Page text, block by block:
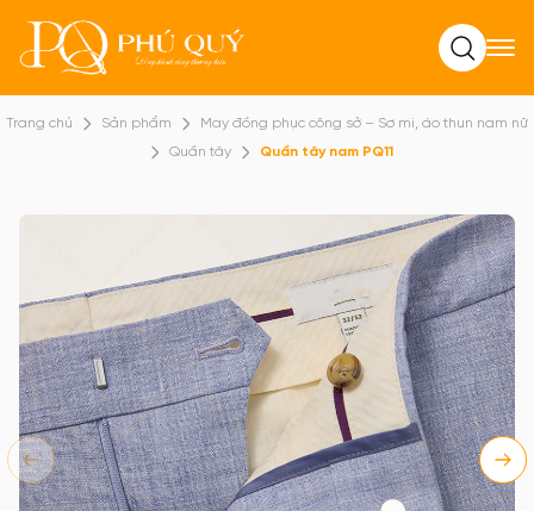
Tìm kiếm
Trang chủ Sản phẩm
May đồng phục công sở – Sơ mi, áo thun nam nữ
Quần tây
Quần tây nam PQ11